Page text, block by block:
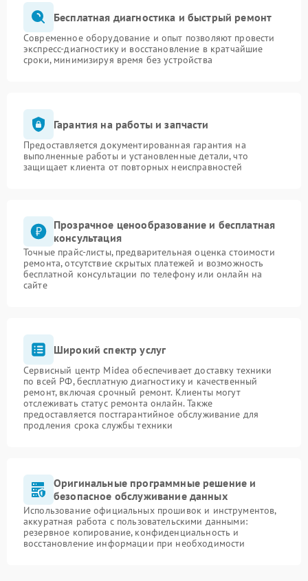
Бесплатная диагностика и быстрый ремонт
Современное оборудование и опыт позволяют провести
экспресс-диагностику и восстановление в кратчайшие
сроки, минимизируя время без устройства
Гарантия на работы и запчасти
Предоставляется документированная гарантия на
выполненные работы и установленные детали, что
защищает клиента от повторных неисправностей
Прозрачное ценообразование и бесплатная
консультация
Точные прайс-листы, предварительная оценка стоимости
ремонта, отсутствие скрытых платежей и возможность
бесплатной консультации по телефону или онлайн на
сайте
Широкий спектр услуг
Сервисный центр Midea обеспечивает доставку техники
по всей РФ, бесплатную диагностику и качественный
ремонт, включая срочный ремонт. Клиенты могут
отслеживать статус ремонта онлайн. Также
предоставляется постгарантийное обслуживание для
продления срока службы техники
Оригинальные программные решение и
безопасное обслуживание данных
Использование официальных прошивок и инструментов,
аккуратная работа с пользовательскими данными:
резервное копирование, конфиденциальность и
восстановление информации при необходимости